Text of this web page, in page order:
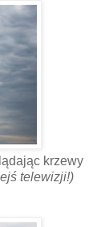
krzewy
telewizji!)